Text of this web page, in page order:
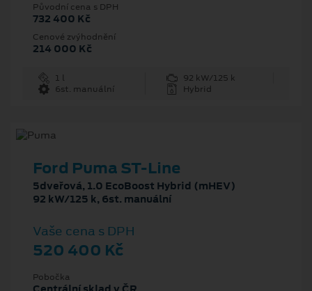
Původní cena s DPH
732 400 Kč
Cenové zvýhodnění
214 000 Kč
1 l
92 kW/125 k
6st. manuální
Hybrid
Ford Puma ST-Line
5dveřová, 1.0 EcoBoost Hybrid (mHEV)
92 kW/125 k, 6st. manuální
Vaše cena s DPH
520 400 Kč
Pobočka